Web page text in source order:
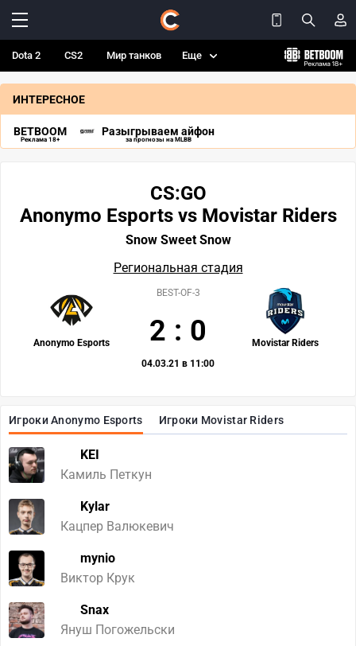
Dota 2 CS2 Мир танков Еще
ИНТЕРЕСНОЕ
BETBOOM
Реклама 18+
Разыгрываем айфон
за прогнозы на MLBB
Игроки Anonymo Esports Игроки Movistar Riders
KEI
Камиль Петкун
Kylar
Кацпер Валюкевич
mynio
Виктор Крук
Snax
Януш Погожельски
CS:GO
Anonymo Esports vs Movistar Riders
Snow Sweet Snow
Региональная стадия
Anonymo Esports Movistar Riders
BEST-OF-3
2 : 0
04.03.21 в 11:00